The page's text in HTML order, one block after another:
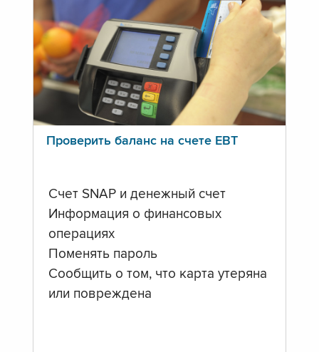
Проверить баланс на счете ЕВТ
Счет SNAP и денежный счет
Информация о финансовых
операциях
Поменять пароль
Сообщить о том, что карта утеряна
или повреждена